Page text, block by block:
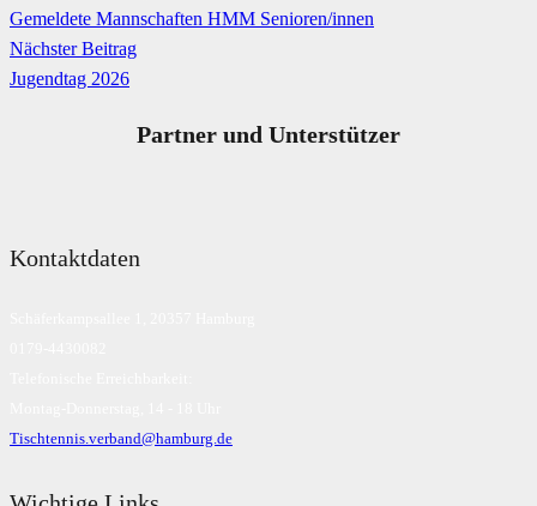
Gemeldete Mannschaften HMM Senioren/innen
Nächster Beitrag
Jugendtag 2026
Partner und Unterstützer
Kontaktdaten
Tischtennis.verband@hamburg.de